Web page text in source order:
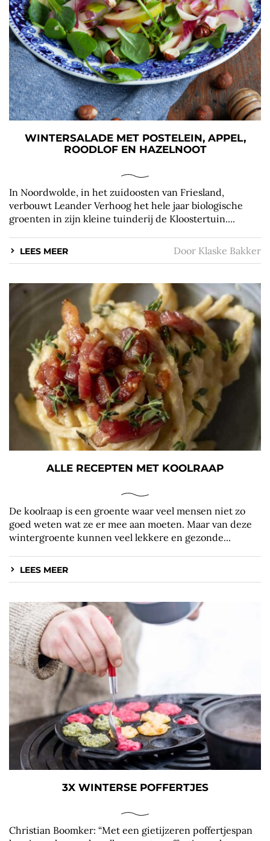
WINTERSALADE MET POSTELEIN, APPEL,
ROODLOF EN HAZELNOOT
In Noordwolde, in het zuidoosten van Friesland,
verbouwt Leander Verhoog het hele jaar biologische
groenten in zijn kleine tuinderij de Kloostertuin....
LEES MEER Door Klaske Bakker
ALLE RECEPTEN MET KOOLRAAP
De koolraap is een groente waar veel mensen niet zo
goed weten wat ze er mee aan moeten. Maar van deze
wintergroente kunnen veel lekkere en gezonde...
LEES MEER
3X WINTERSE POFFERTJES
Christian Boomker: “Met een gietijzeren poffertjespan